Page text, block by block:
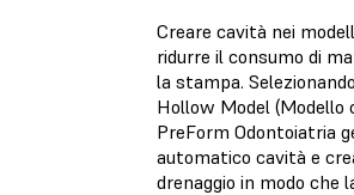
Creare cavità nei
ridurre il consumo di
la stampa.
Hollow Model (Modello
PreForm Odontoiatria
automatico cavità e
drenaggio in modo che